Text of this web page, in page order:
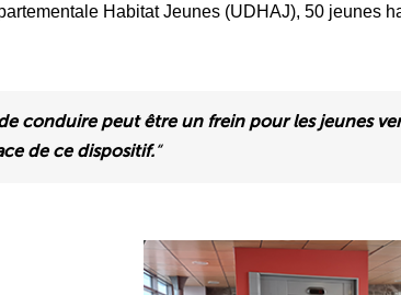
Habitat Jeunes (UDHAJ), 50 jeunes
conduire peut être un frein pour les jeunes
de ce dispositif.“